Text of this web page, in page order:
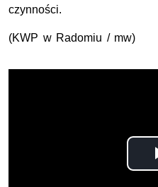
czynności.
(KWP w Radomiu / mw)